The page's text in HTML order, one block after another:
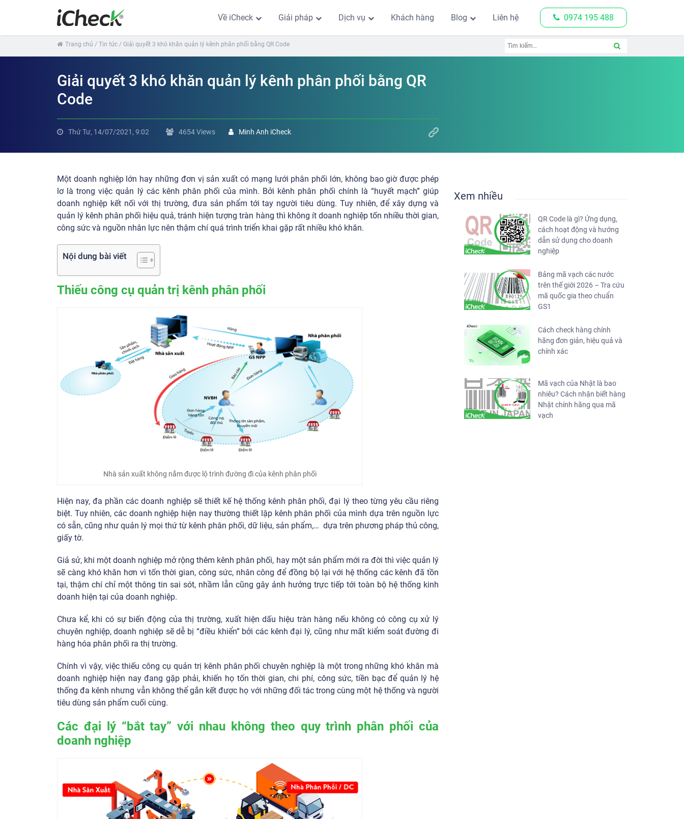
Về iCheck Giải pháp Dịch vụ Khách hàng Blog Liên hệ 0974 195 488
Trang chủ / Tin tức / Giải quyết 3 khó khăn quản lý kênh phân phối bằng QR Code
Giải quyết 3 khó khăn quản lý kênh phân phối bằng QR
Code
Thứ Tư, 14/07/2021, 9:02 4654 Views Minh Anh iCheck
Một doanh nghiệp lớn hay những đơn vị sản xuất có mạng lưới phân phối lớn, không bao giờ được phép
lơ là trong việc quản lý các kênh phân phối của mình. Bởi kênh phân phối chính là “huyết mạch” giúp
doanh nghiệp kết nối với thị trường, đưa sản phẩm tới tay người tiêu dùng. Tuy nhiên, để xây dựng và
quản lý kênh phân phối hiệu quả, tránh hiện tượng tràn hàng thì không ít doanh nghiệp tốn nhiều thời gian,
công sức và nguồn nhân lực nên thậm chí quá trình triển khai gặp rất nhiều khó khăn.
Nội dung bài viết
Thiếu công cụ quản trị kênh phân phối
Nhà sản xuất không nắm được lộ trình đường đi của kênh phân phối
Hiện nay, đa phần các doanh nghiệp sẽ thiết kế hệ thống kênh phân phối, đại lý theo từng yêu cầu riêng
biệt. Tuy nhiên, các doanh nghiệp hiện nay thường thiết lập kênh phân phối của mình dựa trên nguồn lực
có sẵn, cũng như quản lý mọi thứ từ kênh phân phối, dữ liệu, sản phẩm,… dựa trên phương pháp thủ công,
giấy tờ.
Giả sử, khi một doanh nghiệp mở rộng thêm kênh phân phối, hay một sản phẩm mới ra đời thì việc quản lý
sẽ càng khó khăn hơn vì tốn thời gian, công sức, nhân công để đồng bộ lại với hệ thống các kênh đã tồn
tại, thậm chí chỉ một thông tin sai sót, nhầm lẫn cũng gây ảnh hưởng trực tiếp tới toàn bộ hệ thống kinh
doanh hiện tại của doanh nghiệp.
Chưa kể, khi có sự biến động của thị trường, xuất hiện dấu hiệu tràn hàng nếu không có công cụ xử lý
chuyên nghiệp, doanh nghiệp sẽ dễ bị “điều khiển” bởi các kênh đại lý, cũng như mất kiểm soát đường đi
hàng hóa phân phối ra thị trường.
Chính vì vậy, việc thiếu công cụ quản trị kênh phân phối chuyên nghiệp là một trong những khó khăn mà
doanh nghiệp hiện nay đang gặp phải, khiến họ tốn thời gian, chi phí, công sức, tiền bạc để quản lý hệ
thống đa kênh nhưng vẫn không thể gắn kết được họ với những đối tác trong cùng một hệ thống và người
tiêu dùng sản phẩm cuối cùng.
Các đại lý “bắt tay” với nhau không theo quy trình phân phối của
doanh nghiệp
Xem nhiều
QR Code là gì? Ứng dụng,
cách hoạt động và hướng
dẫn sử dụng cho doanh
nghiệp
Bảng mã vạch các nước
trên thế giới 2026 – Tra cứu
mã quốc gia theo chuẩn
GS1
Cách check hàng chính
hãng đơn giản, hiệu quả và
chính xác
Mã vạch của Nhật là bao
nhiêu? Cách nhận biết hàng
Nhật chính hãng qua mã
vạch